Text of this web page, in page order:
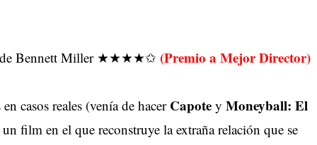
de Bennett Miller ★★★★✩ (Premio a Mejor Director)
casos reales (venía de hacer Capote y Moneyball: El
film en el que reconstruye la extraña relación que se